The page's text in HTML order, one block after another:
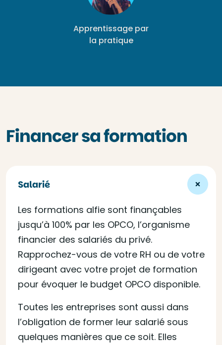
Apprentissage par
la pratique
Financer sa formation
Salarié
Les formations alfie sont finançables
jusqu’à 100% par les OPCO, l’organisme
financier des salariés du privé.
Rapprochez-vous de votre RH ou de votre
dirigeant avec votre projet de formation
pour évoquer le budget OPCO disponible.
Toutes les entreprises sont aussi dans
l’obligation de former leur salarié sous
quelques manières que ce soit. Elles